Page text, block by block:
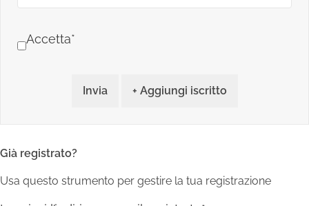
Accetta*
Invia + Aggiungi iscritto
Già registrato?
Usa questo strumento per gestire la tua registrazione